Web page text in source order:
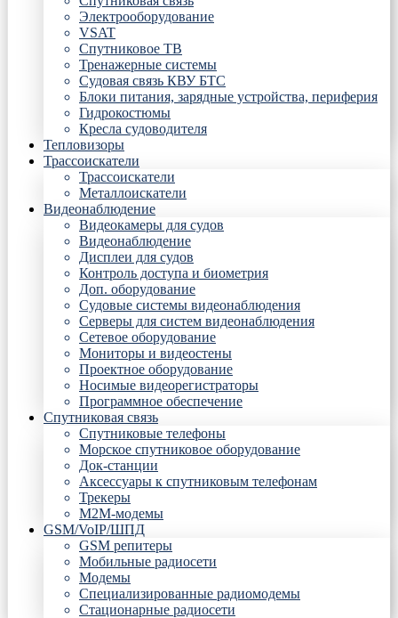
Электрооборудование
VSAT
Спутниковое ТВ
Тренажерные системы
Судовая связь КВУ БТС
Блоки питания, зарядные устройства, периферия
Гидрокостюмы
Кресла судоводителя
Тепловизоры
Трассоискатели
Трассоискатели
Металлоискатели
Видеонаблюдение
Видеокамеры для судов
Видеонаблюдение
Дисплеи для судов
Контроль доступа и биометрия
Доп. оборудование
Судовые системы видеонаблюдения
Серверы для систем видеонаблюдения
Сетевое оборудование
Мониторы и видеостены
Проектное оборудование
Носимые видеорегистраторы
Программное обеспечение
Спутниковая связь
Спутниковые телефоны
Морское спутниковое оборудование
Док-станции
Аксессуары к спутниковым телефонам
Трекеры
М2М-модемы
GSM/VoIP/ШПД
GSM репитеры
Мобильные радиосети
Модемы
Специализированные радиомодемы
Стационарные радиосети